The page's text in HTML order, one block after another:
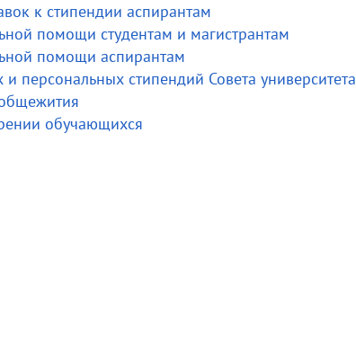
к стипендии аспирантам
помощи студентам и магистрантам
помощи аспирантам
стипендий Совета университета
обучающихся